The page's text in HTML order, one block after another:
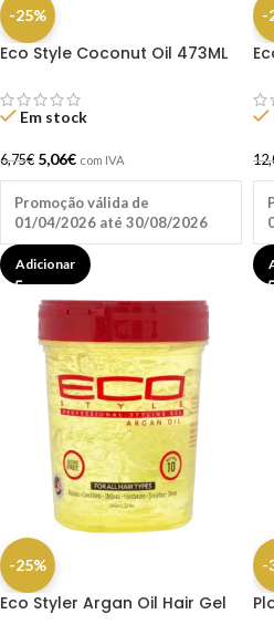
-25%
Eco Style Coconut Oil 473ML
Em stock
6,75€ 5,06€ com IVA
Promoção válida de
01/04/2026 até 30/08/2026
Adicionar
-
-25%
Eco Styler Argan Oil Hair Gel
-